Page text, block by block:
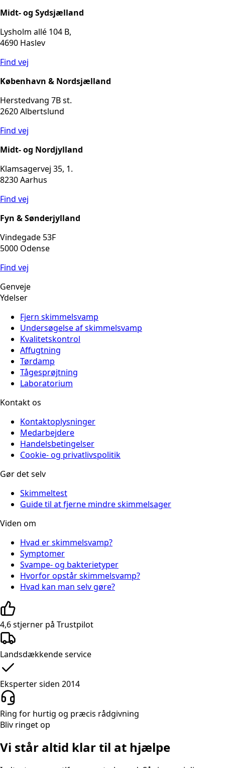
Midt- og Sydsjælland
Lysholm allé 104 B,
4690 Haslev
Find vej
København & Nordsjælland
Herstedvang 7B st.
2620 Albertslund
Find vej
Midt- og Nordjylland
Klamsagervej 35, 1.
8230 Aarhus
Find vej
Fyn & Sønderjylland
Vindegade 53F
5000 Odense
Find vej
Genveje
Ydelser
Fjern skimmelsvamp
Undersøgelse af skimmelsvamp
Kvalitetskontrol
Affugtning
Tørdamp
Tågesprøjtning
Laboratorium
Kontakt os
Kontaktoplysninger
Medarbejdere
Handelsbetingelser
Cookie- og privatlivspolitik
Gør det selv
Skimmeltest
Guide til at fjerne mindre skimmelsager
Viden om
Hvad er skimmelsvamp?
Symptomer
Svampe- og bakterietyper
Hvorfor opstår skimmelsvamp?
Hvad kan man selv gøre?
4,6 stjerner på Trustpilot
Landsdækkende service
Eksperter siden 2014
Ring for hurtig og præcis rådgivning
Bliv ringet op
Vi står altid klar til at hjælpe